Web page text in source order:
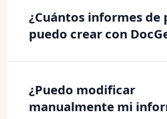
¿Cuántos informes de
puedo crear con
¿Puedo modificar
manualmente mi